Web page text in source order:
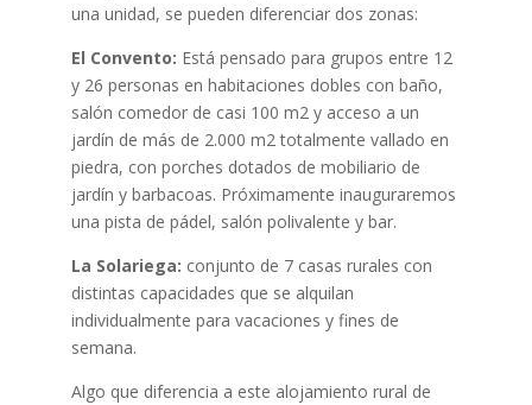
una unidad, se pueden diferenciar dos zonas:
El Convento: Está pensado para grupos entre 12
y 26 personas en habitaciones dobles con baño,
salón comedor de casi 100 m2 y acceso a un
jardín de más de 2.000 m2 totalmente vallado en
piedra, con porches dotados de mobiliario de
jardín y barbacoas. Próximamente inauguraremos
una pista de pádel, salón polivalente y bar.
La Solariega: conjunto de 7 casas rurales con
distintas capacidades que se alquilan
individualmente para vacaciones y fines de
semana.
Algo que diferencia a este alojamiento rural de